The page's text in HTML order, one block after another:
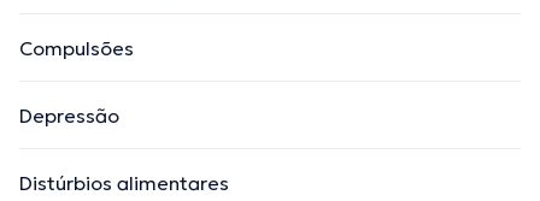
Compulsões
Depressão
Distúrbios alimentares